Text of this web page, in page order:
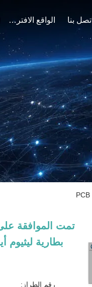
اتصل بنا الواقع الافتراضي
بطارية ليثيوم
رقم الطراز: